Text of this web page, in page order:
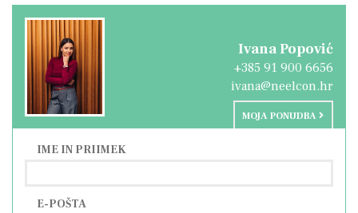
Ivana Popović
+385 91 900 6656
ivana@neelcon.hr
MOJA PONUDBA
IME IN PRIIMEK
E-POŠTA